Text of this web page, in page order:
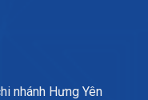
nhánh Hưng Yên